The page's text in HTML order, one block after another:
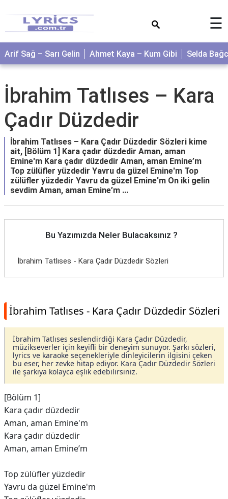
☰
Arif Sağ – Sarı Gelin Ahmet Kaya – Kum Gibi Selda
İbrahim Tatlıses – Kara
Çadır Düzdedir
İbrahim Tatlıses – Kara Çadır Düzdedir Sözleri kime
ait, [Bölüm 1] Kara çadır düzdedir Aman, aman
Emine'm Kara çadır düzdedir Aman, aman Emine’m
Top zülüfler yüzdedir Yavru da güzel Emine'm Top
zülüfler yüzdedir Yavru da güzel Emine'm On iki gelin
sevdim Aman, aman Emine’m ...
Bu Yazımızda Neler Bulacaksınız ?
İbrahim Tatlıses - Kara Çadır Düzdedir Sözleri
İbrahim Tatlıses - Kara Çadır Düzdedir Sözleri
İbrahim Tatlıses seslendirdiği Kara Çadır Düzdedir,
müzikseverler için keyifli bir deneyim sunuyor. Şarkı sözleri,
lyrics ve karaoke seçenekleriyle dinleyicilerin ilgisini çeken
bu eser, her zevke hitap ediyor. Kara Çadır Düzdedir Sözleri
ile şarkıya kolayca eşlik edebilirsiniz.
[Bölüm 1]
Kara çadır düzdedir
Aman, aman Emine'm
Kara çadır düzdedir
Aman, aman Emine’m
Top zülüfler yüzdedir
Yavru da güzel Emine'm